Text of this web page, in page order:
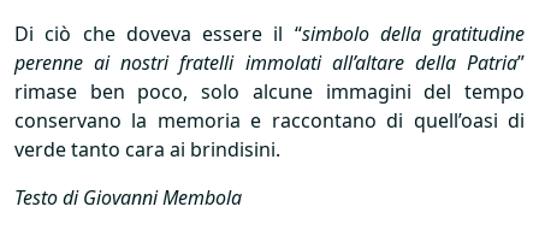
Di ciò che doveva essere il “simbolo della gratitudine
perenne ai nostri fratelli immolati all’altare della Patria”
rimase ben poco, solo alcune immagini del tempo
conservano la memoria e raccontano di quell’oasi di
verde tanto cara ai brindisini.
Testo di Giovanni Membola